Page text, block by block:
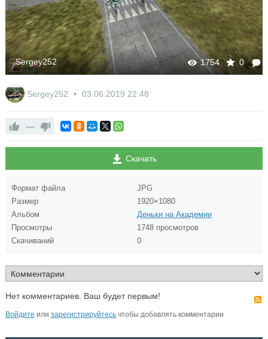
1754 0
Sergey252
Sergey252 03.06.2019 22:48
—
Скачать
Формат файла
JPG
Размер
1920×1080
Альбом
Деньки на Академии
Просмотры
1748 просмотров
Скачиваний
0
Нет комментариев. Ваш будет первым!
Войдите или зарегистрируйтесьчтобы добавлять комментарии